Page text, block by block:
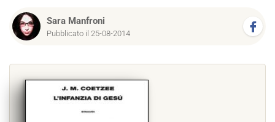
Sara Manfroni
Pubblicato il 25-08-2014